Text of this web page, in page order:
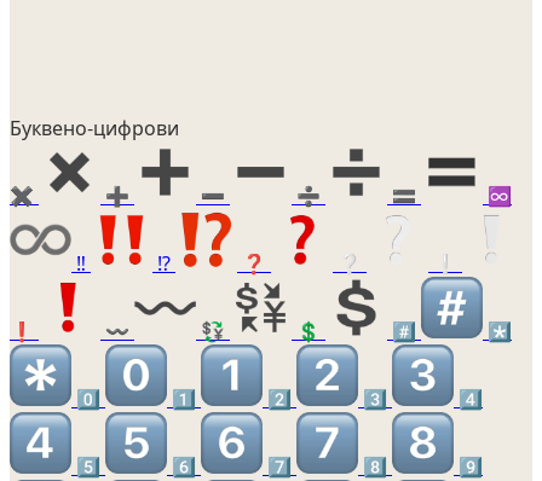
Буквено-цифрови
✖️ ➕ ➖ ➗ 🟰 ♾️
‼️ ⁉️ ❓ ❔ ❕
❗ 〰️ 💱 💲 #️⃣ *️⃣
0️⃣ 1️⃣ 2️⃣ 3️⃣ 4️⃣
5️⃣ 6️⃣ 7️⃣ 8️⃣ 9️⃣